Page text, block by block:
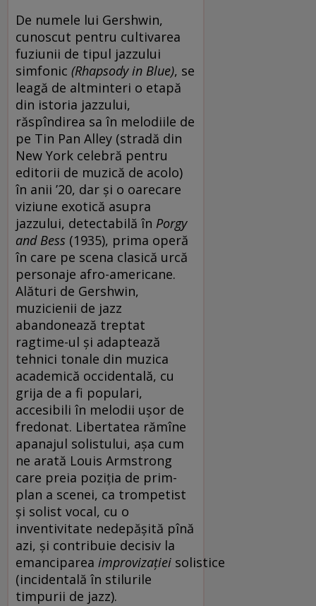
De numele lui Gershwin,
cunoscut pentru cultivarea
fuziunii de tipul jazzului
simfonic (Rhapsody in Blue), se
leagă de altminteri o etapă
din istoria jazzului,
răspîndirea sa în melodiile de
pe Tin Pan Alley (stradă din
New York celebră pentru
editorii de muzică de acolo)
în anii ’20, dar și o oarecare
viziune exotică asupra
jazzului, detectabilă în Porgy
and Bess (1935), prima operă
în care pe scena clasică urcă
personaje afro-americane.
Alături de Gershwin,
muzicienii de jazz
abandonează treptat
ragtime-ul și adaptează
tehnici tonale din muzica
academică occidentală, cu
grija de a fi populari,
accesibili în melodii ușor de
fredonat. Libertatea rămîne
apanajul solistului, așa cum
ne arată Louis Armstrong
care preia poziția de prim-
plan a scenei, ca trompetist
și solist vocal, cu o
inventivitate nedepășită pînă
azi, și contribuie decisiv la
emanciparea improvizației solistice
(incidentală în stilurile
timpurii de jazz).